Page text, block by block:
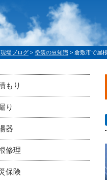
現場ブログ > 塗装の豆知識 > 倉敷市で屋
もり
り
器
修理
保険